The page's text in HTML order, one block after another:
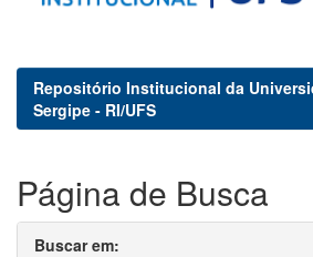
Repositório Institucional da
Sergipe - RI/UFS
Página de Busca
Buscar em: